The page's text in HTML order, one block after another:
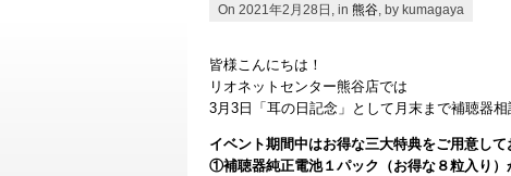
On 2021年2月28日, in 熊谷 , by kumagaya
皆様こんにちは！
リオネットセンター熊谷店では
3月3日「耳の日記念」として月末まで補聴器相
イベント期間中はお得な三大特典をご用意して
①補聴器純正電池１パック（お得な８粒入り）